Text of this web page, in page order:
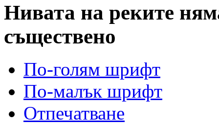
Нивата на реките
съществено
По-голям шрифт
По-малък шрифт
Отпечатване